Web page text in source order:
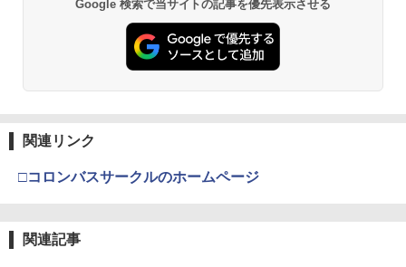
Google 検索で当サイトの記事を優先表示させる
関連リンク
□コロンバスサークルのホームページ
関連記事